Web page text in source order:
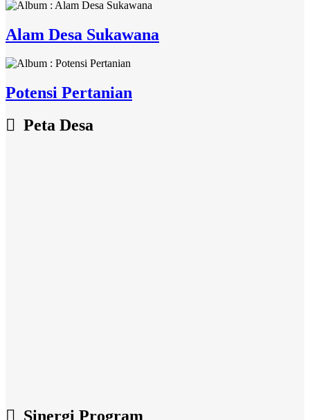
Alam Desa Sukawana
Potensi Pertanian
Peta Desa
Sinergi Program